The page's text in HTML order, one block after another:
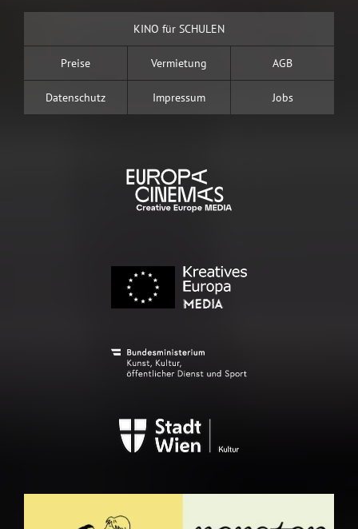
KINO für SCHULEN
Preise Vermietung AGB
Datenschutz Impressum Jobs